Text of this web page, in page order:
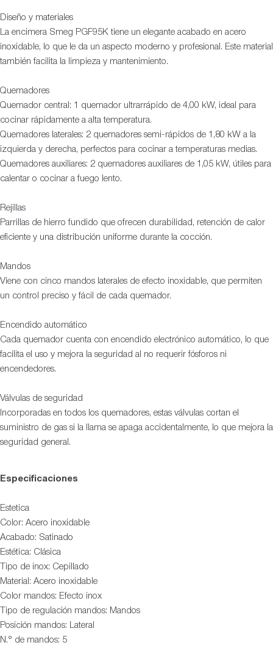
Diseño y materiales
La encimera Smeg PGF95K tiene un elegante acabado en acero
inoxidable, lo que le da un aspecto moderno y profesional. Este material
también facilita la limpieza y mantenimiento.
Quemadores
Quemador central: 1 quemador ultrarrápido de 4,00 kW, ideal para
cocinar rápidamente a alta temperatura.
Quemadores laterales: 2 quemadores semi-rápidos de 1,80 kW a la
izquierda y derecha, perfectos para cocinar a temperaturas medias.
Quemadores auxiliares: 2 quemadores auxiliares de 1,05 kW, útiles para
calentar o cocinar a fuego lento.
Rejillas
Parrillas de hierro fundido que ofrecen durabilidad, retención de calor
eficiente y una distribución uniforme durante la cocción.
Mandos
Viene con cinco mandos laterales de efecto inoxidable, que permiten
un control preciso y fácil de cada quemador.
Encendido automático
Cada quemador cuenta con encendido electrónico automático, lo que
facilita el uso y mejora la seguridad al no requerir fósforos ni
encendedores.
Válvulas de seguridad
Incorporadas en todos los quemadores, estas válvulas cortan el
suministro de gas si la llama se apaga accidentalmente, lo que mejora la
seguridad general.
Especificaciones
Estetica
Color: Acero inoxidable
Acabado: Satinado
Estética: Clásica
Tipo de inox: Cepillado
Material: Acero inoxidable
Color mandos: Efecto inox
Tipo de regulación mandos: Mandos
Posición mandos: Lateral
N.° de mandos: 5